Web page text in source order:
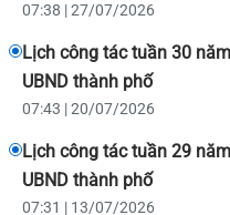
07:38 | 27/07/2026
Lịch công tác tuần 30
UBND thành phố
07:43 | 20/07/2026
Lịch công tác tuần 29
UBND thành phố
07:31 | 13/07/2026